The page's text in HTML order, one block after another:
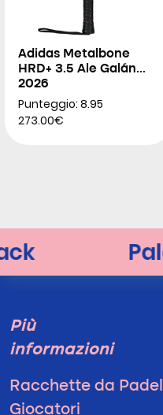
Adidas Metalbone
HRD+ 3.5 Ale Galán
2026
Punteggio: 8.95
273.00€
Più
informazioni
Racchette da Padel
Giocatori